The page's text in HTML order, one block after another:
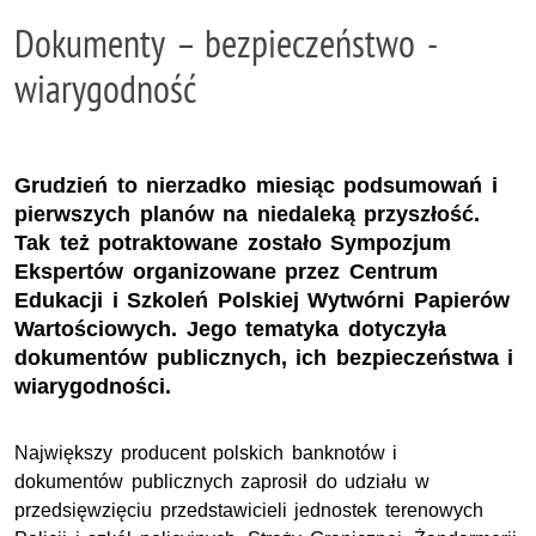
Dokumenty – bezpieczeństwo -
wiarygodność
Grudzień to nierzadko miesiąc podsumowań i
pierwszych planów na niedaleką przyszłość.
Tak też potraktowane zostało Sympozjum
Ekspertów organizowane przez Centrum
Edukacji i Szkoleń Polskiej Wytwórni Papierów
Wartościowych. Jego tematyka dotyczyła
dokumentów publicznych, ich bezpieczeństwa i
wiarygodności.
Największy producent polskich banknotów i
dokumentów publicznych zaprosił do udziału w
przedsięwzięciu przedstawicieli jednostek terenowych